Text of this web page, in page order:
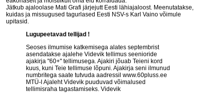
Jätkub ajaloolase Mati Grafi järjejutt Eesti lähiajaloost. Meenutatakse,
kuidas ja missugused tagurlased Eesti NSV-s Karl Vaino võimule
upitasid.
Lugupeetavad tellijad !
Seoses ilmumise katkemisega alates septembrist
asendatakse ajalehe Videvik tellimus seenioride
ajakirja "60+" tellimusega. Ajakiri jõuab Teieni kord
kuus, kuni Teie tellimuse lõpuni. Ajakirja seni ilmunud
numbritega saate tutvuda aadressil www.60pluss.ee
MTÜ-l Ajaleht Videvik puuduvad võimalused
tellimisraha tagastamiseks. Videvik